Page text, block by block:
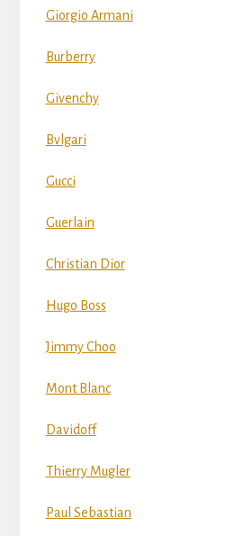
Giorgio Armani
Burberry
Givenchy
Bvlgari
Gucci
Guerlain
Christian Dior
Hugo Boss
Jimmy Choo
Mont Blanc
Davidoff
Thierry Mugler
Paul Sebastian